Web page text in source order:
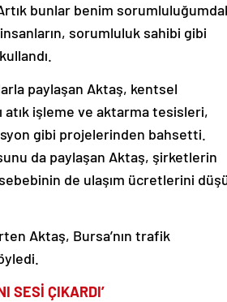
bunlar benim
sorumluluk sahibi gibi
paylaşan Aktaş, kentsel
atık işleme ve aktarma tesisleri,
gibi projelerinden bahsetti.
da paylaşan Aktaş, şirketlerin
de ulaşım ücretlerini
Aktaş, Bursa’nın trafik
SESİ ÇIKARDI’